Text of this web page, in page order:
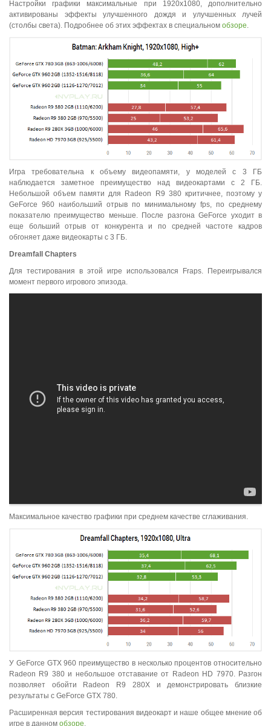
Настройки графики максимальные при 1920x1080, дополнительно
активированы эффекты улучшенного дождя и улучшенных лучей
(столбы света). Подробнее об этих эффектах в специальном обзоре
Игра требовательна к объему видеопамяти, у моделей с 3 ГБ
наблюдается заметное преимущество над видеокартами с 2 ГБ.
Небольшой объем памяти для Radeon R9 380 критичнее, поэтому у
GeForce 960 наибольший отрыв по минимальному fps, по среднему
показателю преимущество меньше. После разгона GeForce уходит в
еще больший отрыв от конкурента и по средней частоте кадров
обгоняет даже видеокарты с 3 ГБ.
Dreamfall
Chapters
Для тестирования в этой игре использовался Fraps. Переигрывался
момент первого игрового эпизода.
Максимальное качество графики при среднем качестве сглаживания.
У GeForce GTX 960 преимущество в несколько процентов относительно
Radeon R9 380 и небольшое отставание от Radeon HD 7970. Разгон
позволяет обойти Radeon R9 280X и демонстрировать близкие
результаты с GeForce GTX 780.
Расширенная версия тестирования видеокарт и наше общее мнение об
игре в данном обзоре.